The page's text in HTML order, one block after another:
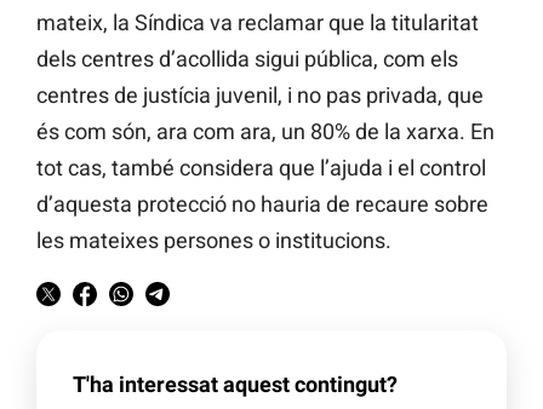
mateix, la Síndica va reclamar que la titularitat
dels centres d’acollida sigui pública, com els
centres de justícia juvenil, i no pas privada, que
és com són, ara com ara, un 80% de la xarxa. En
tot cas, també considera que l’ajuda i el control
d’aquesta protecció no hauria de recaure sobre
les mateixes persones o institucions.
T'ha interessat aquest contingut?